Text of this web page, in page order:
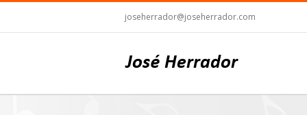
joseherrador@joseherrador.com